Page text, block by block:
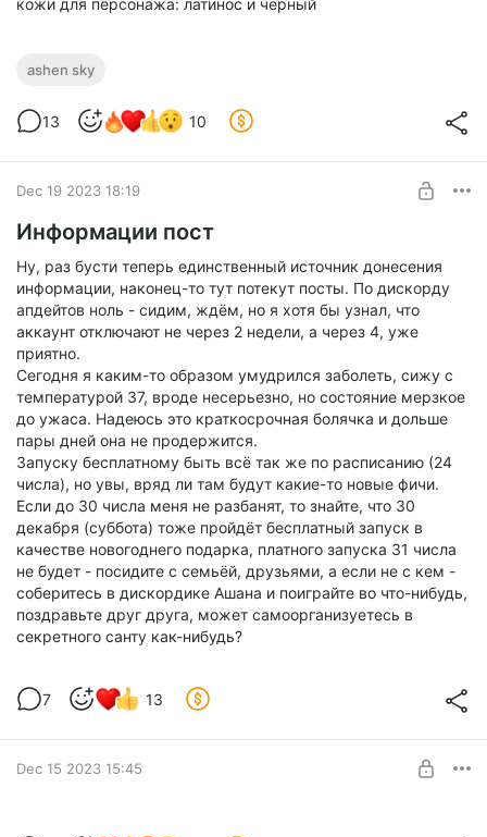
кожи для персонажа: латинос и черный
ashen sky
13 10
Dec 19 2023 18:19
Информации пост
Ну, раз бусти теперь единственный источник донесения
информации, наконец-то тут потекут посты. По дискорду
апдейтов ноль - сидим, ждём, но я хотя бы узнал, что
аккаунт отключают не через 2 недели, а через 4, уже
приятно.
Сегодня я каким-то образом умудрился заболеть, сижу с
температурой 37, вроде несерьезно, но состояние мерзкое
до ужаса. Надеюсь это краткосрочная болячка и дольше
пары дней она не продержится.
Запуску бесплатному быть всё так же по расписанию (24
числа), но увы, вряд ли там будут какие-то новые фичи.
Если до 30 числа меня не разбанят, то знайте, что 30
декабря (суббота) тоже пройдёт бесплатный запуск в
качестве новогоднего подарка, платного запуска 31 числа
не будет - посидите с семьёй, друзьями, а если не с кем -
соберитесь в дискордике Ашана и поиграйте во что-нибудь,
поздравьте друг друга, может самоорганизуетесь в
секретного санту как-нибудь?
7 13
Dec 15 2023 15:45